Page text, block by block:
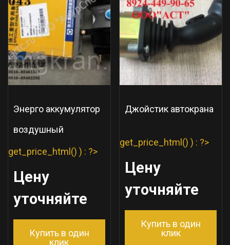
Энерго аккумулятор
воздушный
get_price_html() ) : ?>
Цену
уточняйте
Купить в один
клик
Джойстик автокрана
get_price_html() ) : ?>
Цену
уточняйте
Купить в один
клик